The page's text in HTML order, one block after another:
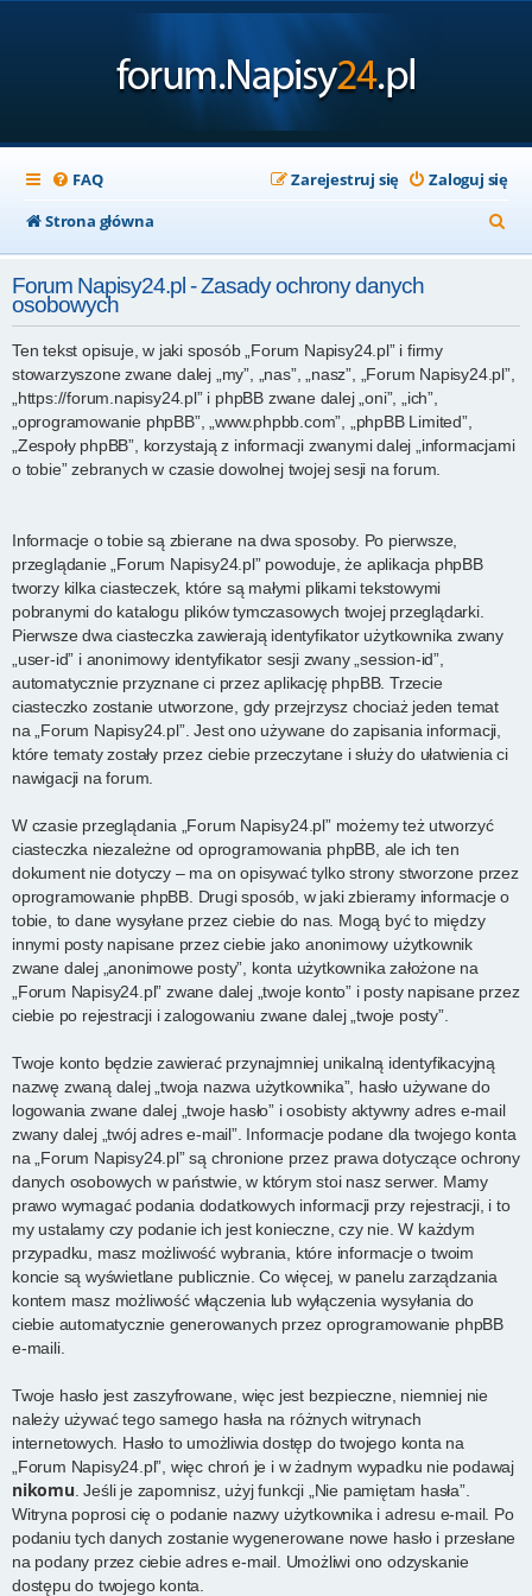
FAQ Zaloguj się
Zarejestruj się
Strona główna
z
k
Forum Napisy24.pl - Zasady ochrony danych
osobowych
Ten tekst opisuje, w jaki sposób „Forum Napisy24.pl” i firmy
stowarzyszone zwane dalej „my”, „nas”, „nasz”, „Forum Napisy24.pl”,
„https://forum.napisy24.pl” i phpBB zwane dalej „oni”, „ich”,
„oprogramowanie phpBB”, „www.phpbb.com”, „phpBB Limited”,
„Zespoły phpBB”, korzystają z informacji zwanymi dalej „informacjami
o tobie” zebranych w czasie dowolnej twojej sesji na forum.
Informacje o tobie są zbierane na dwa sposoby. Po pierwsze,
przeglądanie „Forum Napisy24.pl” powoduje, że aplikacja phpBB
tworzy kilka ciasteczek, które są małymi plikami tekstowymi
pobranymi do katalogu plików tymczasowych twojej przeglądarki.
Pierwsze dwa ciasteczka zawierają identyfikator użytkownika zwany
„user-id” i anonimowy identyfikator sesji zwany „session-id”,
automatycznie przyznane ci przez aplikację phpBB. Trzecie
ciasteczko zostanie utworzone, gdy przejrzysz chociaż jeden temat
na „Forum Napisy24.pl”. Jest ono używane do zapisania informacji,
które tematy zostały przez ciebie przeczytane i służy do ułatwienia ci
nawigacji na forum.
W czasie przeglądania „Forum Napisy24.pl” możemy też utworzyć
ciasteczka niezależne od oprogramowania phpBB, ale ich ten
dokument nie dotyczy – ma on opisywać tylko strony stworzone przez
oprogramowanie phpBB. Drugi sposób, w jaki zbieramy informacje o
tobie, to dane wysyłane przez ciebie do nas. Mogą być to między
innymi posty napisane przez ciebie jako anonimowy użytkownik
zwane dalej „anonimowe posty”, konta użytkownika założone na
„Forum Napisy24.pl” zwane dalej „twoje konto” i posty napisane przez
ciebie po rejestracji i zalogowaniu zwane dalej „twoje posty”.
Twoje konto będzie zawierać przynajmniej unikalną identyfikacyjną
nazwę zwaną dalej „twoja nazwa użytkownika”, hasło używane do
logowania zwane dalej „twoje hasło” i osobisty aktywny adres e-mail
zwany dalej „twój adres e-mail”. Informacje podane dla twojego konta
na „Forum Napisy24.pl” są chronione przez prawa dotyczące ochrony
danych osobowych w państwie, w którym stoi nasz serwer. Mamy
prawo wymagać podania dodatkowych informacji przy rejestracji, i to
my ustalamy czy podanie ich jest konieczne, czy nie. W każdym
przypadku, masz możliwość wybrania, które informacje o twoim
koncie są wyświetlane publicznie. Co więcej, w panelu zarządzania
kontem masz możliwość włączenia lub wyłączenia wysyłania do
ciebie automatycznie generowanych przez oprogramowanie phpBB
e-maili.
Twoje hasło jest zaszyfrowane, więc jest bezpieczne, niemniej nie
należy używać tego samego hasła na różnych witrynach
internetowych. Hasło to umożliwia dostęp do twojego konta na
„Forum Napisy24.pl”, więc chroń je i w żadnym wypadku nie podawaj
nikomu . Jeśli je zapomnisz, użyj funkcji „Nie pamiętam hasła”.
Witryna poprosi cię o podanie nazwy użytkownika i adresu e-mail. Po
podaniu tych danych zostanie wygenerowane nowe hasło i przesłane
na podany przez ciebie adres e-mail. Umożliwi ono odzyskanie
dostępu do twojego konta.